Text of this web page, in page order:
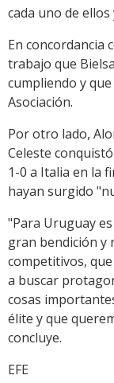
cada uno de
En concordancia
trabajo que
cumpliendo y
Asociación.
Por otro lado,
Celeste
1-0 a Italia en la
hayan surgido
"Para Uruguay
gran bendición y
competitivos,
a buscar
cosas
élite y que
concluye.
EFE